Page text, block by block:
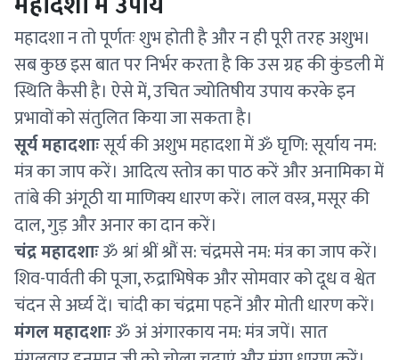
महादशा न तो पूर्णतः शुभ होती है और न ही पूरी तरह अशुभ।
सब कुछ इस बात पर निर्भर करता है कि उस ग्रह की कुंडली में
स्थिति कैसी है। ऐसे में, उचित ज्योतिषीय उपाय करके इन
प्रभावों को संतुलित किया जा सकता है।
सूर्य महादशाःसूर्य की अशुभ महादशा में ॐ घृणि: सूर्याय नम:
मंत्र का जाप करें। आदित्य स्तोत्र का पाठ करें और अनामिका में
तांबे की अंगूठी या माणिक्य धारण करें। लाल वस्त्र, मसूर की
दाल, गुड़ और अनार का दान करें।
चंद्र महादशाःॐ श्रां श्रीं श्रौं स: चंद्रमसे नम: मंत्र का जाप करें।
शिव-पार्वती की पूजा, रुद्राभिषेक और सोमवार को दूध व श्वेत
चंदन से अर्घ्य दें। चांदी का चंद्रमा पहनें और मोती धारण करें।
मंगल महादशाःॐ अं अंगारकाय नम: मंत्र जपें। सात